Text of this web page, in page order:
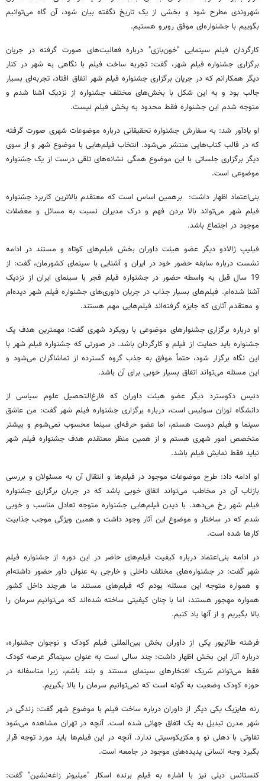
شهروندی مطرح شود و بخشی از یک تاریخ نگفته بیان شود، آن گاه می‌توانیم
بگوییم با جشنواره‌ای موفق روبرو هستیم.
کارگردان فیلم سینمایی "خون‌بازی" درباره فعالیت‌های صورت گرفته در جریان
برگزاری جشنواره فیلم شهر، گفت: تجربه ساخت فیلم با نگاهی به شهر در کنار
دیگر همکارانم که در جریان برگزاری جشنواره فیلم شهر اتفاق افتاد، تجربه‌ای بسیار
جالب بود و به این شکل با بخش‌های مختلف جشنواره از نزدیک آشنا شدم و
متوجه شدم این جشنواره فقط محدود به پخش فیلم نیست.
او یادآور شد: به سفارش جشنواره تحقیقاتی درباره موضوعات شهری صورت گرفته
که در قالب کتاب‌هایی منتشر می‌شود. انتخاب فیلم‌هایی با موضوع شهر و از سوی
دیگر برگزاری جلساتی با این موضوع همگی نشانه‌های تلقی درست از یک جشنواره
موضوعی است.
بنی‌اعتماد اظهار داشت: برهمین اساس است که معتقدم بالاترین کاربرد جشنواره
فیلم شهر می‌تواند بالا بردن فهم و درک مدیران نسبت به مسائل و معضلات
موجود در اجتماع باشد.
فیلیپ ژالادو دیگر عضو هیئت داوران بخش فیلم‌های کوتاه و مستند در ادامه
نشست درباره سابقه حضور خود در ایران و آشنایی با سینمای کشورمان، گفت: از
19 سال قبل به واسطه حضور در جشنواره فیلم فجر با سینمای ایران از نزدیک
آشنا شده‌ام. فیلم‌های بسیار جذاب در جریان داوری‌های جشنواره فیلم شهر دیده‌ام
و معتقدم آثاری که جایزه گرفته‌اند فیلم‌هایی مهم هستند.
او درباره برگزاری جشنوارهای موضوعی با رویکرد شهری گفت: مهمترین هدف یک
جشنواره باید حمایت از فیلم و کارگردان باشد. در صورتی که جشنواره فیلم شهر با
این نگاه برگزار شود، حتماً موفق به جذب گروه گسترده از تماشاگران می‌شود و
این مسئله می‌تواند اتفاق بسیار خوبی برای آن باشد.
دنیس دکوسترد دیگر عضو هیئت داوران که فارغ‌التحصیل علوم سیاسی از
دانشگاه لوزان سوئیس است، درباره برگزاری جشنواره فیلم شهر گفت: من عاشق
سینما و فیلم دوست هستم، اما عضو حرفه‌ای سینما محسوب نمی‌شوم و بیشتر
متخصص امور شهری هستم و از همین منظر معتقدم هدف جشنواره فیلم شهر
نباید فقط نمایش فیلم باشد.
او ادامه داد: طرح موضوعات موجود در فیلم‌ها و انتقال آن به مسئولان و بررسی
بازتاب آن در مخاطب می‌تواند اتفاق خوبی باشد که در جریان برگزاری جشنواره
فیلم شهر رخ می‌دهد. با دیدن فیلم‌هایی جشنواره متوجه تعادل مناسب و خوبی
شدم که در ساختار و موضوع این آثار وجود داشت و همین ویژگی موجب جذابیت
کارها شده است.
در ادامه بنی‌اعتماد درباره کیفیت فیلم‌های حاضر در این دوره از جشنواره فیلم
شهر گفت: در جشنواره‌های مختلف داخلی و خارجی به عنوان داور حضور داشته‌ام
و همواره متوجه این مسئله بودم که فیلم‌های مستند ما هرچند داخل کشور
همواره مهجور هستند، اما با چنان کیفیتی ساخته شده‌اند که می‌توانیم سرمان را
بالا بگیریم و از آنها یاد کنیم.
فرشته طائرپور یکی از داوران بخش بین‌المللی فیلم کودک و نوجوان جشنواره،
درباره آثار این بخش اظهار داشت: چند سالی است به عنوان سینماگر عرصه کودک
فقط می‌توانم شریک افتخارهای سینمای مستند و بلند باشم، زیرا متاسفانه در
حوزه کودک وضعیت به گونه است که نمی‌توانیم سرمان را بالا بگیریم.
رنه هایزیگ یکی دیگر از داوران درباره ساخت فیلم با موضوع شهر گفت: زندگی در
شهر مدرن تبدیل به یک اتفاق جهانی شده است. آنچه در تهران مشاهده می‌شود
تفاوتی با دهلی نو و مکزیکوسیتی ندارد. آنچه در این فیلم‌ها باید مورد توجه قرار
بگیرد وجه انسانی پدیده‌های موجود در جامعه است.
کنستانس دیلی نیز با اشاره به فیلم برنده اسکار "میلیونر زاغه‌نشین" گفت: